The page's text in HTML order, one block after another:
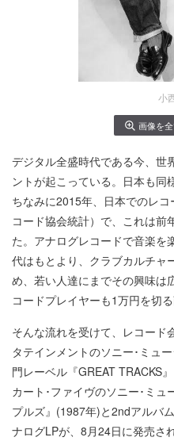
小
画像を全
デジタル全盛時代である今、世
ントが起こっている。日本も同
ちなみに2015年、日本でのレ
コード協会統計）で、これは前
た。アナログレコードで音楽を
代はもとより、クラブカルチャ
め、若い人達にまでその興味は
コードプレイヤーも1万円を切
そんな流れを受けて、レコード
タテインメントのソニー･ミュ
門レーベル『GREAT TRACKS
カート･ファイヴのソニー･ミュ
プルズ』(1987年)と2ndアルバ
ナログLPが、8月24日に発売さ